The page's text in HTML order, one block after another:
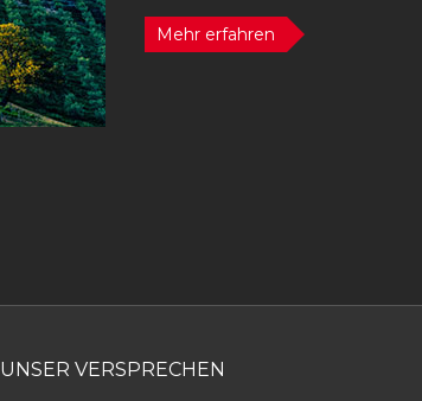
Mehr erfahren
UNSER VERSPRECHEN